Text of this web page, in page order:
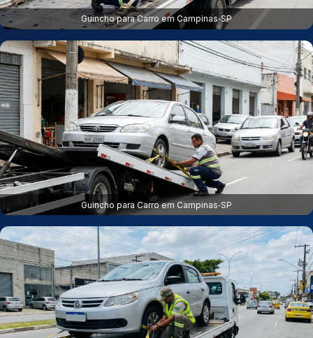
Guincho para Carro em Campinas‑SP
Guincho para Carro em Campinas‑SP